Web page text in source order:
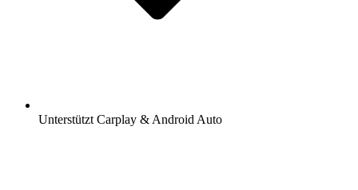
Unterstützt Carplay & Android Auto